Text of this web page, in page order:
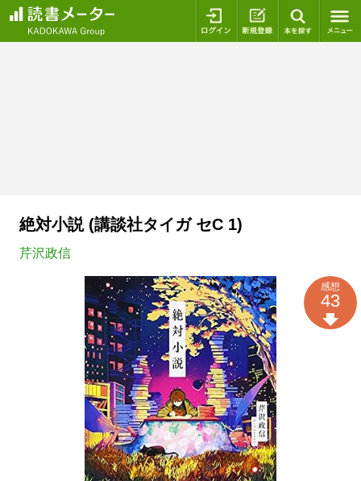
ログイン 新規登録
絶対小説 (講談社タイガ セC 1)
芹沢政信
感想
43